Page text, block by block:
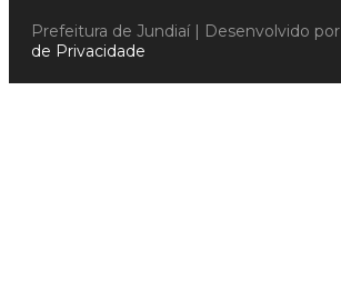
Prefeitura de Jundiaí | Desenvolvido por
de Privacidade